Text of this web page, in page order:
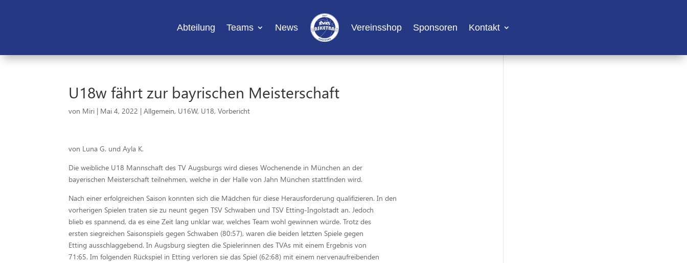
Abteilung Teams News Vereinsshop Sponsoren Kontakt
U18w fährt zur bayrischen Meisterschaft
von Miri | Mai 4, 2022 |Allgemein, U16W, U18,Vorbericht
von Luna G. und Ayla K.
Die weibliche U18 Mannschaft des TV Augsburgs wird dieses Wochenende in München an der
bayerischen Meisterschaft teilnehmen, welche in der Halle von Jahn München stattfinden wird.
Nach einer erfolgreichen Saison konnten sich die Mädchen für diese Herausforderung qualifizieren. In den
vorherigen Spielen traten sie zu neunt gegen TSV Schwaben und TSV Etting-Ingolstadt an. Jedoch
blieb es spannend, da es eine Zeit lang unklar war, welches Team wohl gewinnen würde. Trotz des
ersten siegreichen Saisonspiels gegen Schwaben (80:57), waren die beiden letzten Spiele gegen
Etting ausschlaggebend. In Augsburg siegten die Spielerinnen des TVAs mit einem Ergebnis von
71:65. Im folgenden Rückspiel in Etting verloren sie das Spiel (62:68) mit einem nervenaufreibenden